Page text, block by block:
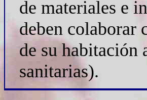
de materiales e
deben colaborar
de su habitación
sanitarias).